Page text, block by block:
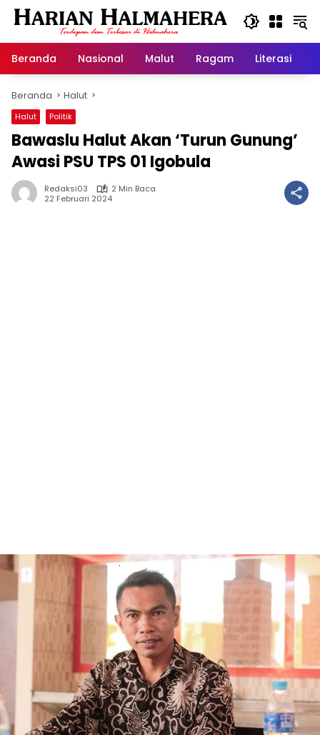
Langsung
Beranda
Nasional Malut Ragam Literasi
Beranda Halut
Halut Politik
Bawaslu Halut Akan ‘Turun Gunung’
Awasi PSU TPS 01 Igobula
Redaksi03
2 Min Baca
22 Februari 2024